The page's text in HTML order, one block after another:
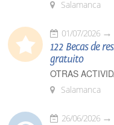
Salamanca
01/07/2026
122 Becas de
gratuito
OTRAS
Salamanca
26/06/2026